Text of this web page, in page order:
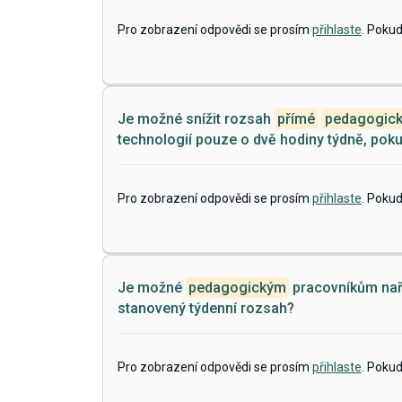
Pro zobrazení odpovědi se prosím přihlaste .
Je možné snížit rozsah přímé
technologií pouze o dvě hodiny týdně,
Pro zobrazení odpovědi se prosím přihlaste .
Je možné pedagogickým pracovníkům
stanovený týdenní rozsah?
Pro zobrazení odpovědi se prosím přihlaste .